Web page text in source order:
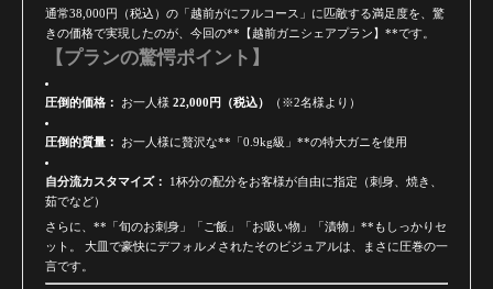
通常38,000円（税込）の「越前がにフルコース」に匹敵する満足度を、驚
きの価格で実現したのが、今回の**【越前ガニシェアプラン】**です。
【プランの驚愕ポイント】
圧倒的価格： お一人様 22,000円（税込） （※2名様より）
圧倒的質量： お一人様に贅沢な**「0.9kg級」**の特大ガニを使用
自分流カスタマイズ：
1杯分の配分をお客様が自由に指定（刺身、焼き、
茹でなど）
さらに、**「旬のお刺身」「ご飯」「お吸い物」「漬物」**もしっかりセ
ット。 大皿で豪快にデフォルメされたそのビジュアルは、まさに圧巻の一
言です。